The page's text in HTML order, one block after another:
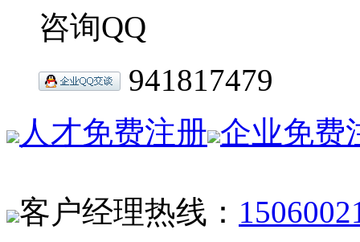
咨询QQ
941817479
人才免费注册 企业免费
客户经理热线：